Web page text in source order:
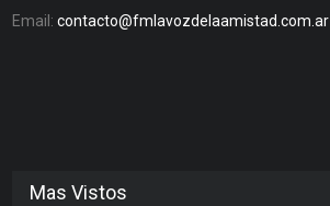
Email:contacto@fmlavozdelaamistad.com.ar
Mas Vistos